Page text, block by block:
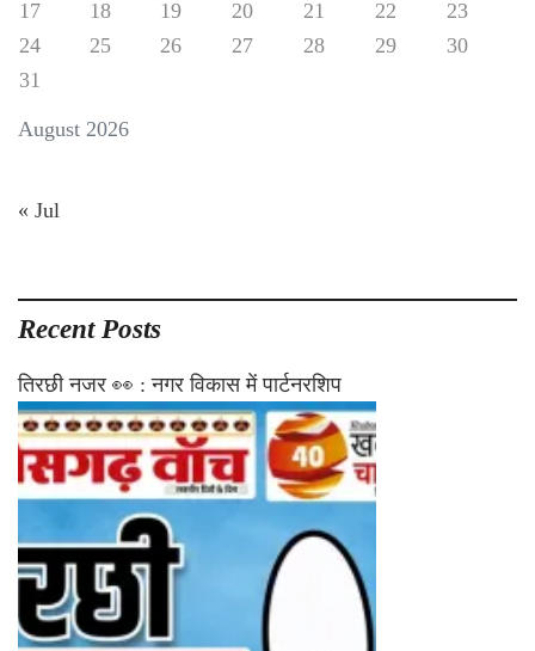
August 2026
17 18 19 20 21 22
23
24
25 26 27 28 29
30
31
« Jul
Recent Posts
तिरछी नजर 👀 : नगर विकास में पार्टनरशिप